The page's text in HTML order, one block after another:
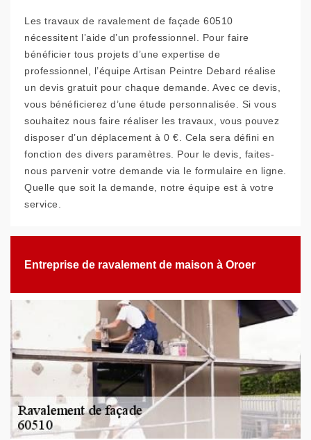
Les travaux de ravalement de façade 60510
nécessitent l’aide d’un professionnel. Pour faire
bénéficier tous projets d’une expertise de
professionnel, l’équipe Artisan Peintre Debard réalise
un devis gratuit pour chaque demande. Avec ce devis,
vous bénéficierez d’une étude personnalisée. Si vous
souhaitez nous faire réaliser les travaux, vous pouvez
disposer d’un déplacement à 0 €. Cela sera défini en
fonction des divers paramètres. Pour le devis, faites-
nous parvenir votre demande via le formulaire en ligne.
Quelle que soit la demande, notre équipe est à votre
service.
Entreprise de ravalement de maison à Oroer